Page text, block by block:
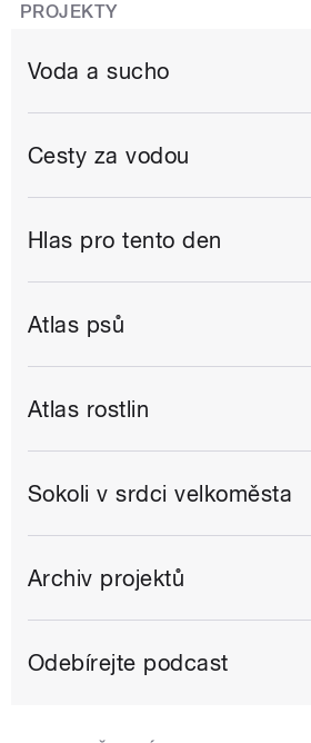
PROJEKTY
Voda a sucho
Cesty za vodou
Hlas pro tento den
Atlas psů
Atlas rostlin
Sokoli v srdci velkoměsta
Archiv projektů
Odebírejte podcast